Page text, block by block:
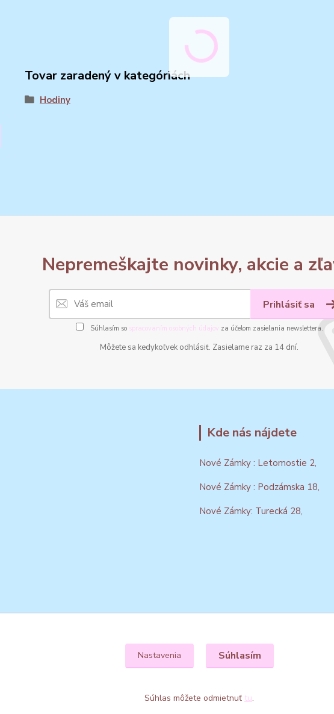
Tovar zaradený v kategóriách
Hodiny
Nepremeškajte novinky, akcie a
Prihlásiť sa
Súhlasím so spracovaním osobných údajov za účelom zasielania newslettera.
Môžete sa kedykoľvek odhlásiť. Zasielame raz za 14 dní.
Kde nás nájdete
Nové Zámky : Letomostie 2,
Nové Zámky : Podzámska 18,
Nové Zámky: Turecká 28,
Nastavenia Súhlasím
Súhlas môžete odmietnuť tu.